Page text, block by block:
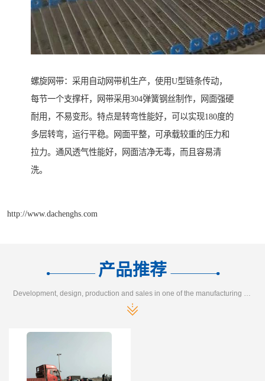
螺旋网带：采用自动网带机生产，使用U型链条传动，
每节一个支撑杆，网带采用304弹簧钢丝制作，网面强硬
耐用，不易变形。特点是转弯性能好，可以实现180度的
多层转弯，运行平稳。网面平整，可承载较重的压力和
拉力。通风透气性能好，网面洁净无毒，而且容易清
洗。
http://www.dachenghs.com
产品推荐
Development, design, production and sales in one of the manufacturing enterprises